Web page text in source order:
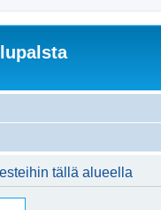
tällä alueella